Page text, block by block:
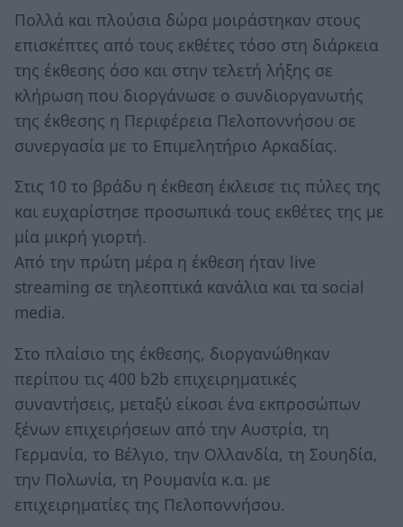
Πολλά και πλούσια δώρα μοιράστηκαν στους
επισκέπτες από τους εκθέτες τόσο στη διάρκεια
της έκθεσης όσο και στην τελετή λήξης σε
κλήρωση που διοργάνωσε ο συνδιοργανωτής
της έκθεσης η Περιφέρεια Πελοποννήσου σε
συνεργασία με το Επιμελητήριο Αρκαδίας.
Στις 10 το βράδυ η έκθεση έκλεισε τις πύλες της
και ευχαρίστησε προσωπικά τους εκθέτες της με
μία μικρή γιορτή.
Από την πρώτη μέρα η έκθεση ήταν live
streaming σε τηλεοπτικά κανάλια και τα social
media.
Στο πλαίσιο της έκθεσης, διοργανώθηκαν
περίπου τις 400 b2b επιχειρηματικές
συναντήσεις, μεταξύ είκοσι ένα εκπροσώπων
ξένων επιχειρήσεων από την Αυστρία, τη
Γερμανία, το Βέλγιο, την Ολλανδία, τη Σουηδία,
την Πολωνία, τη Ρουμανία κ.α. με
επιχειρηματίες της Πελοποννήσου.